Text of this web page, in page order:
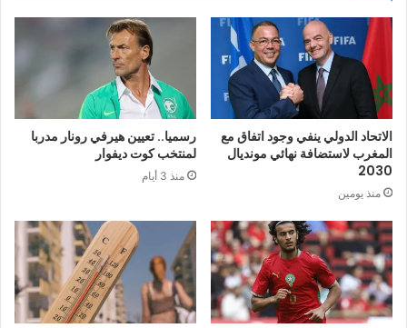
الاتحاد الدولي ينفي وجود اتفاق مع
المغرب لاستضافة نهائي مونديال
2030
منذ يومين
رسميا.. تعيين هيرفي رونار مدربا
لمنتخب كوت ديفوار
منذ 3 أيام